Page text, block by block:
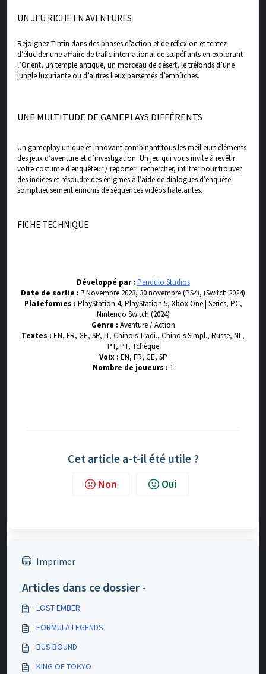
UN JEU RICHE EN AVENTURES
Rejoignez Tintin dans des phases d’action et de réflexion et tentez
d’élucider une affaire de trafic international de stupéfiants en explorant
l’Orient, un temple antique, un morceau de désert, le tréfonds d’une
jungle luxuriante ou d’autres lieux parsemés d’embûches.
UNE MULTITUDE DE GAMEPLAYS DIFFÉRENTS
Un gameplay unique et innovant combinant tous les meilleurs éléments
des jeux d’aventure et d’investigation. Un jeu qui vous invite à revêtir
votre costume d’enquêteur / reporter : rechercher, infiltrer pour trouver
des indices et résoudre des énigmes à l’aide de dialogues d’enquête
somptueusement enrichis de séquences vidéos haletantes.
FICHE TECHNIQUE
Développé par : Pendulo Studios
Date de sortie : 7 Novembre 2023, 30 novembre (PS4), (Switch 2024)
Plateformes : PlayStation 4, PlayStation 5, Xbox One | Series, PC,
Nintendo Switch (2024)
Genre : Aventure / Action
Textes : EN, FR, GE, SP, IT, Chinois Tradi., Chinois Simpl., Russe, NL,
PT, PT, Tchèque
Voix : EN, FR, GE, SP
Nombre de joueurs : 1
Cet article a-t-il été utile ?
Non Oui
Imprimer
Articles dans ce dossier -
LOST EMBER
FORMULA LEGENDS
BUS BOUND
KING OF TOKYO